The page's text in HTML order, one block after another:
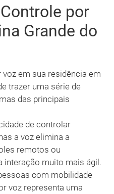
por
Grande do
em sua residência em
trazer uma série de
das principais
de controlar
a voz elimina a
remotos ou
interação muito mais ágil.
com mobilidade
voz representa uma